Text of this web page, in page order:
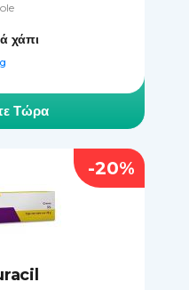
χάπι
Τώρα
-20%